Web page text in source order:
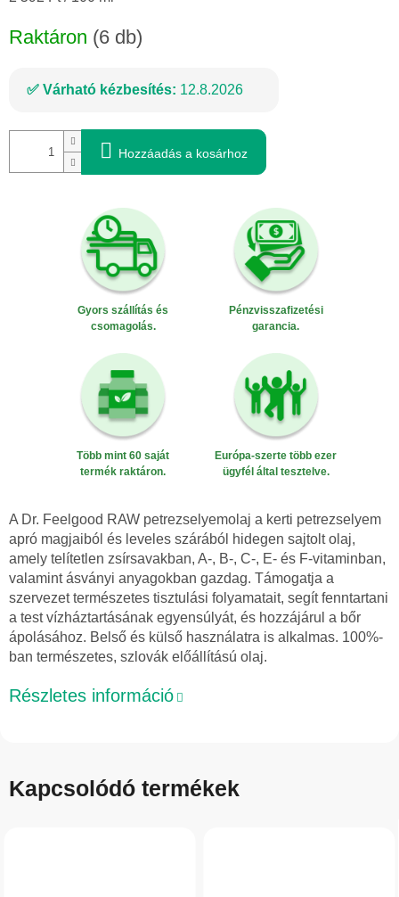
Raktáron (6 db)
Várható kézbesítés: 12.8.2026
Hozzáadás a kosárhoz
Gyors szállítás és
csomagolás.
Pénzvisszafizetési
garancia.
Több mint 60 saját
termék raktáron.
Európa-szerte több ezer
ügyfél által tesztelve.
A Dr. Feelgood RAW petrezselyemolaj a kerti petrezselyem
apró magjaiból és leveles szárából hidegen sajtolt olaj,
amely telítetlen zsírsavakban, A-, B-, C-, E- és F-vitaminban,
valamint ásványi anyagokban gazdag. Támogatja a
szervezet természetes tisztulási folyamatait, segít fenntartani
a test vízháztartásának egyensúlyát, és hozzájárul a bőr
ápolásához. Belső és külső használatra is alkalmas. 100%-
ban természetes, szlovák előállítású olaj.
Részletes információ
Kapcsolódó termékek